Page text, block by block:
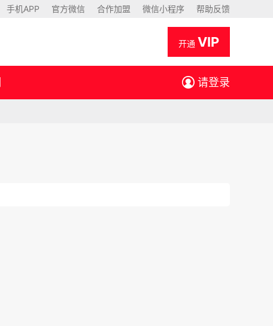
手机APP 官方微信 合作加盟 微信小程序 帮助反馈
开通 VIP
请登录